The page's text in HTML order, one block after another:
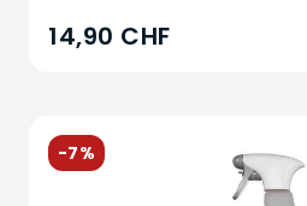
14,90 CHF
-7%